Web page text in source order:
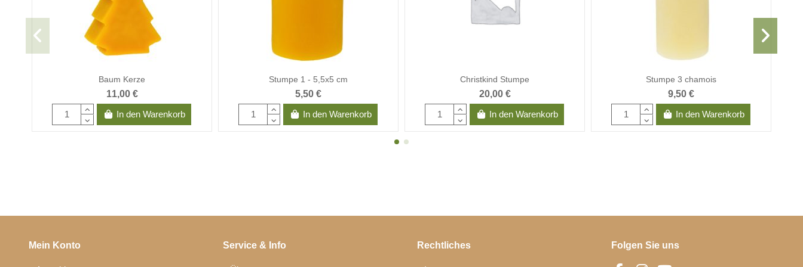
Baum Kerze
11,00 €
In den Warenkorb
Stumpe 1 - 5,5x5 cm
5,50 €
In den Warenkorb
Christkind Stumpe
20,00 €
In den Warenkorb
Stumpe 3 chamois
9,50 €
In den Warenkorb
Mein Konto Service & Info Rechtliches Folgen Sie uns